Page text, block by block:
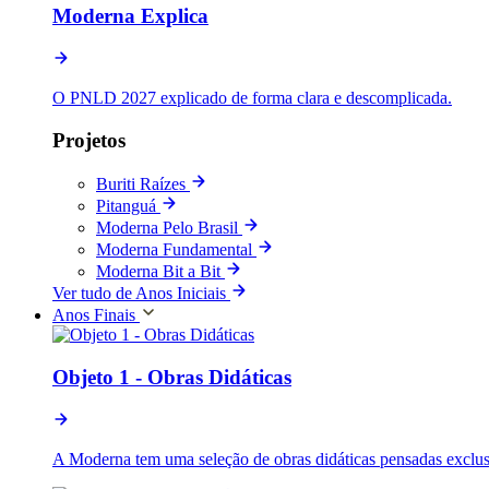
Moderna Explica
O PNLD 2027 explicado de forma clara e descomplicada.
Projetos
Buriti Raízes
Pitanguá
Moderna Pelo Brasil
Moderna Fundamental
Moderna Bit a Bit
Ver tudo de Anos Iniciais
Anos Finais
Objeto 1 - Obras Didáticas
A Moderna tem uma seleção de obras didáticas pensadas